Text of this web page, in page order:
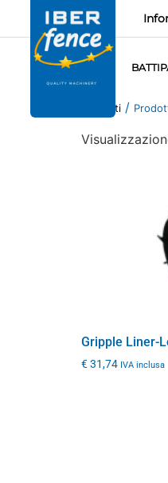
Prodotti /
Gripple Liner-
€31,74 IVA inclusa